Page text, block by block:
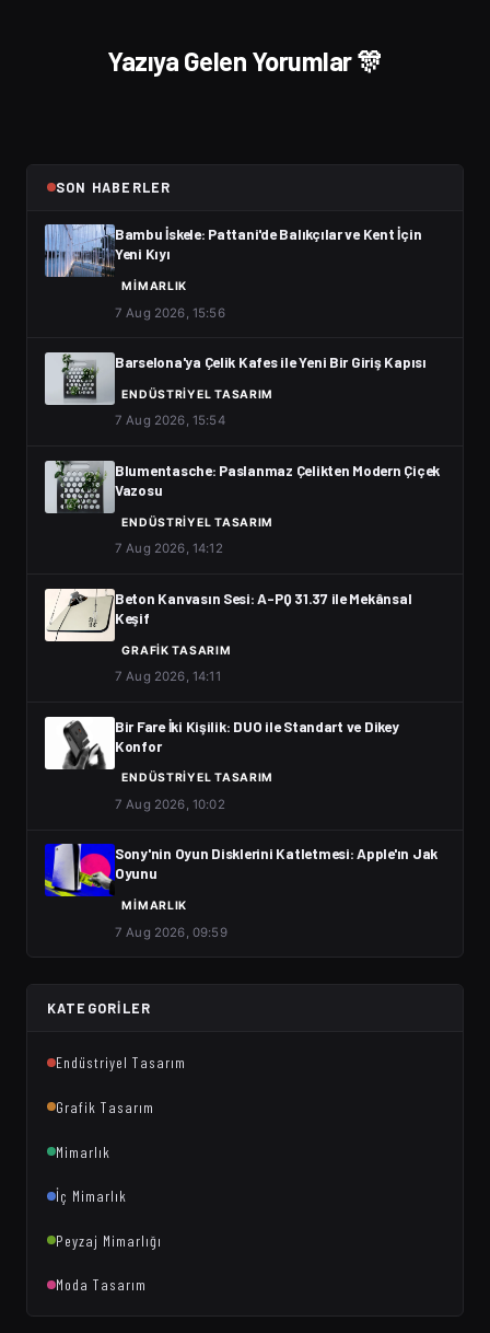
Yazıya Gelen Yorumlar 🎊
SON HABERLER
Bambu İskele: Pattani'de Balıkçılar ve Kent İçin
Yeni Kıyı
MIMARLIK
7 Aug 2026, 15:56
Barselona'ya Çelik Kafes ile Yeni Bir Giriş Kapısı
ENDÜSTRIYEL TASARIM
7 Aug 2026, 15:54
Blumentasche: Paslanmaz Çelikten Modern Çiçek
Vazosu
ENDÜSTRIYEL TASARIM
7 Aug 2026, 14:12
Beton Kanvasın Sesi: A-PQ 31.37 ile Mekânsal
Keşif
GRAFIK TASARIM
7 Aug 2026, 14:11
Bir Fare İki Kişilik: DUO ile Standart ve Dikey
Konfor
ENDÜSTRIYEL TASARIM
7 Aug 2026, 10:02
Sony'nin Oyun Disklerini Katletmesi: Apple'ın Jak
Oyunu
MIMARLIK
7 Aug 2026, 09:59
KATEGORILER
Endüstriyel Tasarım
Grafik Tasarım
Mimarlık
İç Mimarlık
Peyzaj Mimarlığı
Moda Tasarım